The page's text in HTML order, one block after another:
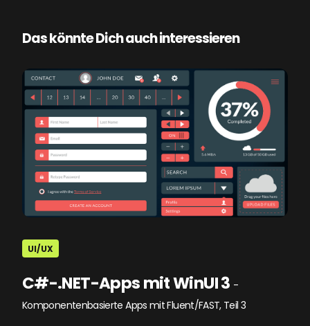
Das könnte Dich auch interessieren
UI/UX
C#-.NET-Apps mit WinUI 3 -
Komponentenbasierte Apps mit Fluent/FAST, Teil 3